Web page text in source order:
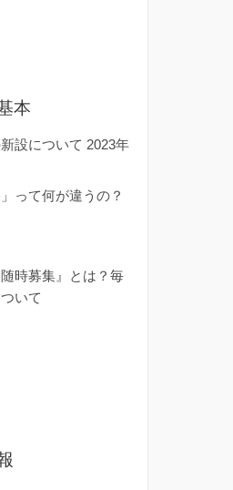
本
設について 2023年
って何が違うの？
時募集』とは？毎
いて